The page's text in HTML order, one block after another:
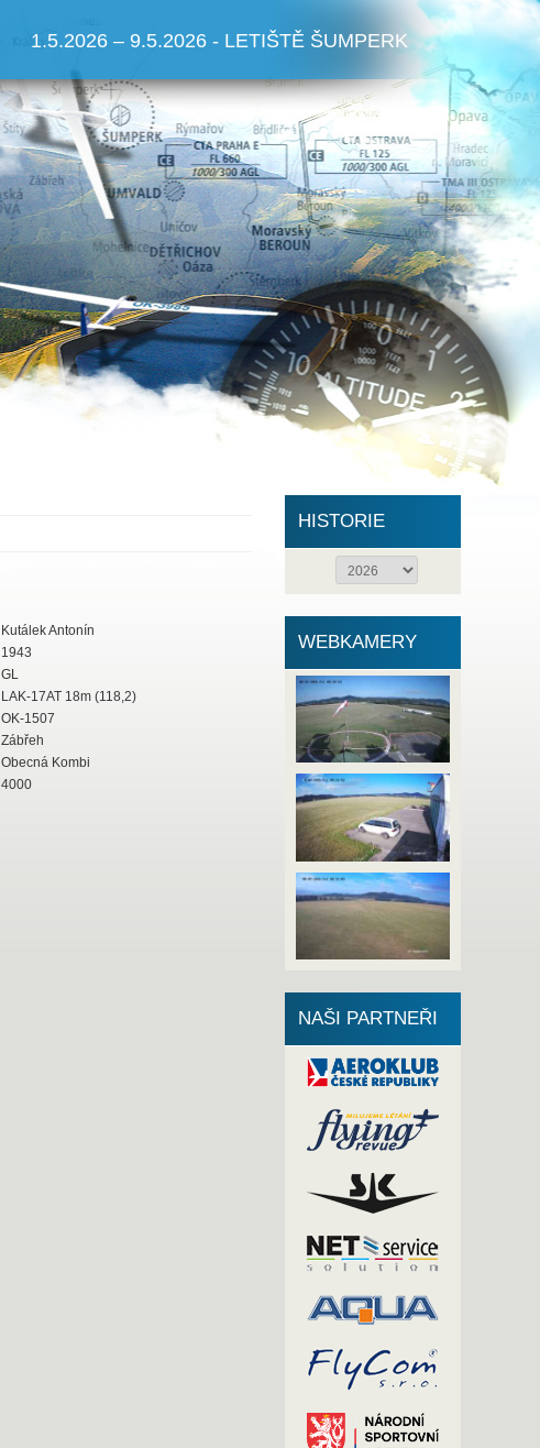
1.5.2026 – 9.5.2026 - LETIŠTĚ ŠUMPERK
Kutálek Antonín
1943
GL
LAK-17AT 18m (118,2)
OK-1507
Zábřeh
Obecná Kombi
4000
HISTORIE
WEBKAMERY
NAŠI PARTNEŘI